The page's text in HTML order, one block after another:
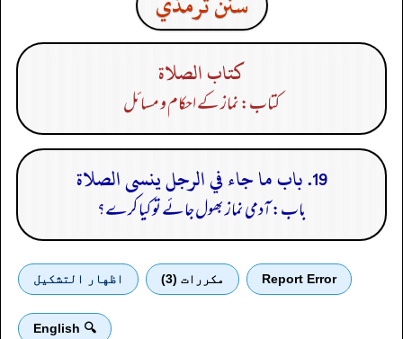
كتاب الصلاة
کتاب: نماز کے احکام و مسائل
19. باب ما جاء في الرجل ينسى الصلاة
باب: آدمی نماز بھول جائے تو کیا کرے؟
Report Error مكررات (3) اظهار التشكيل
🔍 English